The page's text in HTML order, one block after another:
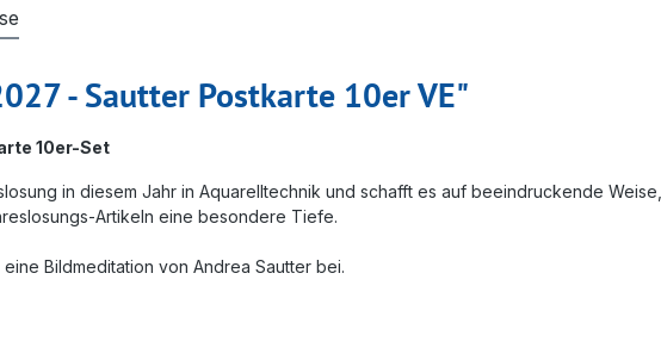
- Sautter Postkarte 10er VE"
10er-Set
in diesem Jahr in Aquarelltechnik und schafft es auf beeindruckende
Artikeln eine besondere Tiefe.
Bildmeditation von Andrea Sautter bei.